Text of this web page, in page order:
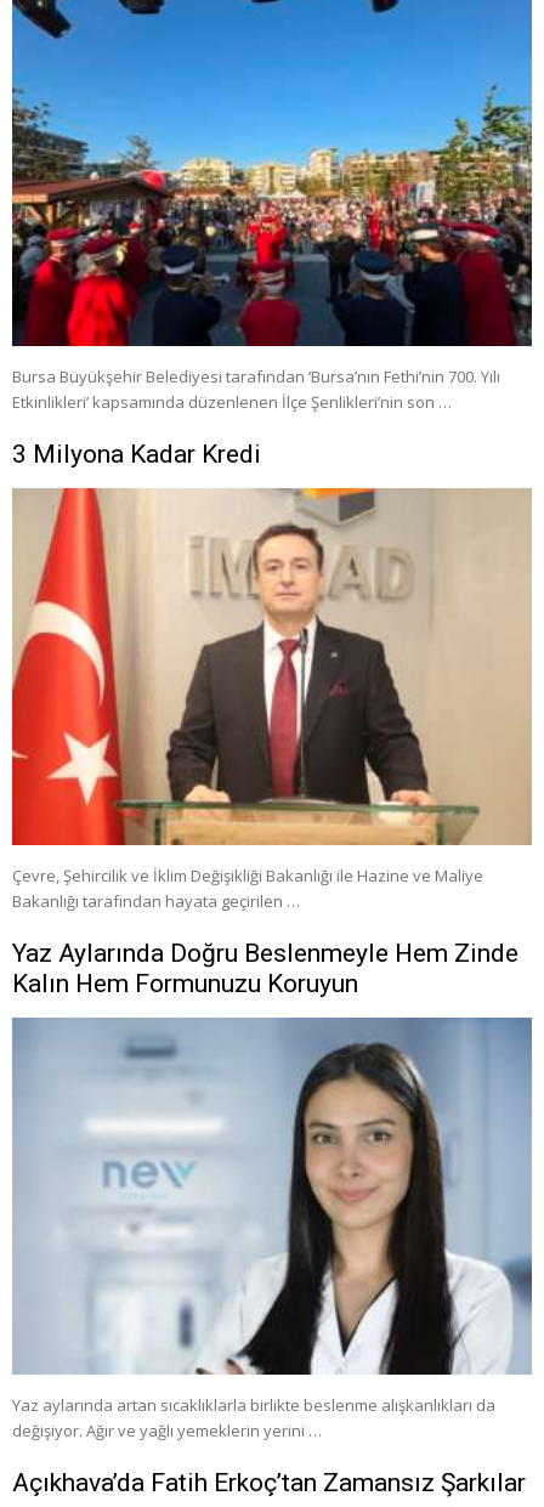
Bursa Büyükşehir Belediyesi tarafından ‘Bursa’nın Fethi’nin 700. Yılı
Etkinlikleri’ kapsamında düzenlenen İlçe Şenlikleri’nin son …
3 Milyona Kadar Kredi
Çevre, Şehircilik ve İklim Değişikliği Bakanlığı ile Hazine ve Maliye
Bakanlığı tarafından hayata geçirilen …
Yaz Aylarında Doğru Beslenmeyle Hem Zinde
Kalın Hem Formunuzu Koruyun
Yaz aylarında artan sıcaklıklarla birlikte beslenme alışkanlıkları da
değişiyor. Ağır ve yağlı yemeklerin yerini …
Açıkhava’da Fatih Erkoç’tan Zamansız Şarkılar